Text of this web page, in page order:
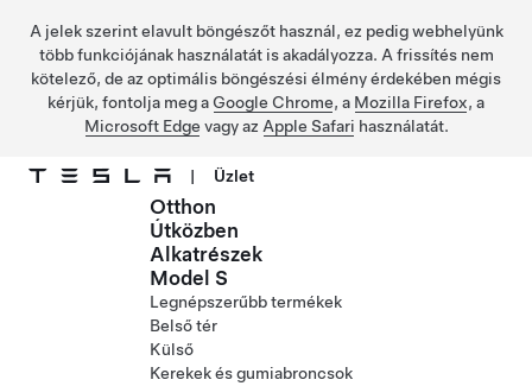
A jelek szerint elavult böngészőt használ, ez pedig webhelyünk
több funkciójának használatát is akadályozza. A frissítés nem
kötelező, de az optimális böngészési élmény érdekében mégis
kérjük, fontolja meg a Google Chrome, a Mozilla Firefox, a
Microsoft Edge vagy az Apple Safari használatát.
| Üzlet
Otthon
Útközben
Alkatrészek
Model S
Legnépszerűbb termékek
Belső tér
Külső
Kerekek és gumiabroncsok